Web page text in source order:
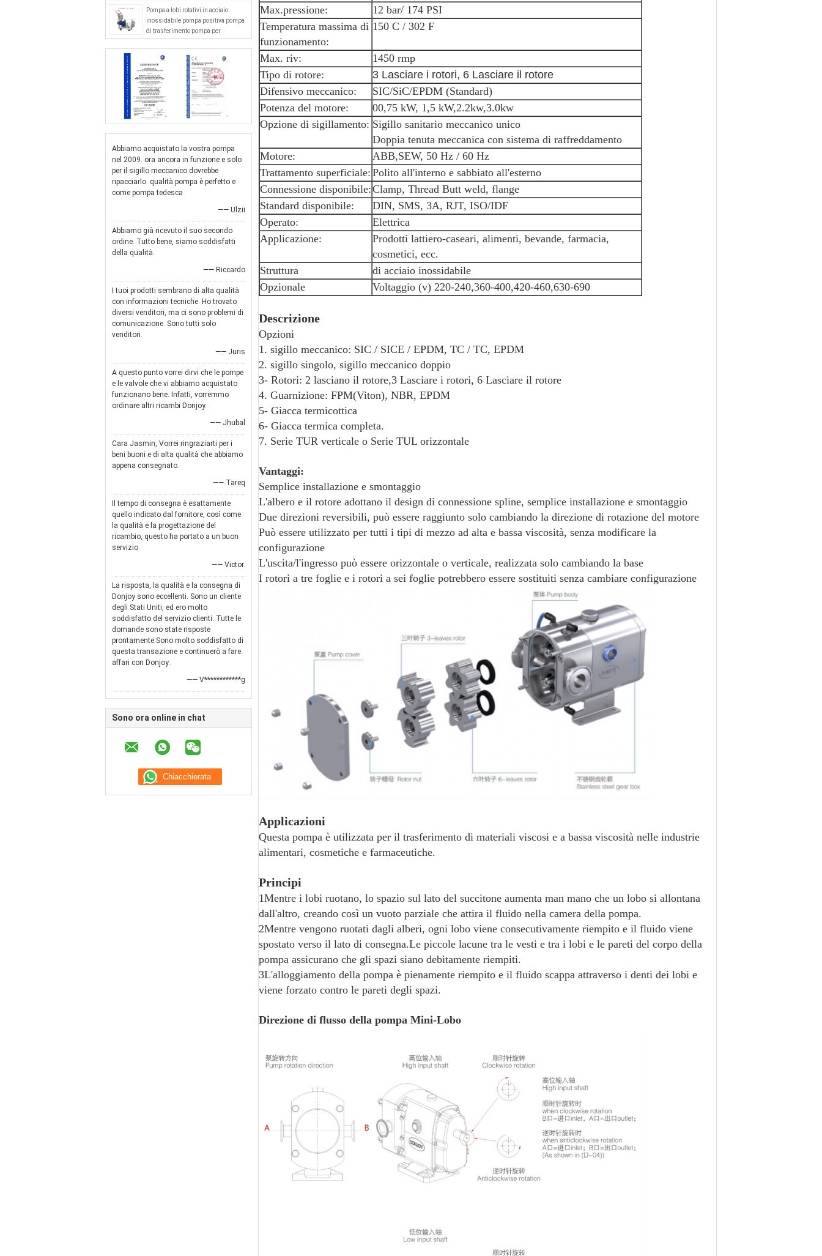
Pompa a lobi rotativi in acciaio
inossidabile pompa positiva pompa
di trasferimento pompa per
carburante
Abbiamo acquistato la vostra pompa
nel 2009. ora ancora in funzione e solo
per il sigillo meccanico dovrebbe
ripacciarlo. qualità pompa è perfetto e
come pompa tedesca
—— Ulzii
Abbiamo già ricevuto il suo secondo
ordine. Tutto bene, siamo soddisfatti
della qualità.
—— Riccardo
I tuoi prodotti sembrano di alta qualità
con informazioni tecniche. Ho trovato
diversi venditori, ma ci sono problemi di
comunicazione. Sono tutti solo
venditori.
—— Juris
A questo punto vorrei dirvi che le pompe
e le valvole che vi abbiamo acquistato
funzionano bene. Infatti, vorremmo
ordinare altri ricambi Donjoy.
—— Jhubal
Cara Jasmin, Vorrei ringraziarti per i
beni buoni e di alta qualità che abbiamo
appena consegnato.
—— Tareq
Il tempo di consegna è esattamente
quello indicato dal fornitore, così come
la qualità e la progettazione del
ricambio, questo ha portato a un buon
servizio
—— Victor.
La risposta, la qualità e la consegna di
Donjoy sono eccellenti. Sono un cliente
degli Stati Uniti, ed ero molto
soddisfatto del servizio clienti. Tutte le
domande sono state risposte
prontamente.Sono molto soddisfatto di
questa transazione e continuerò a fare
affari con Donjoy..
—— V************g
Sono ora online in chat
Max.pressione:
12 bar/ 174 PSI
Temperatura massima di
funzionamento:
150 C / 302 F
Max. riv:
1450 rmp
Tipo di rotore:
3 Lasciare i rotori, 6 Lasciare il rotore
Difensivo meccanico:
SIC/SiC/EPDM (Standard)
Potenza del motore:
00,75 kW, 1,5 kW,2.2kw,3.0kw
Opzione di sigillamento: Sigillo sanitario meccanico unico
Doppia tenuta meccanica con sistema di raffreddamento
Motore:
ABB,SEW, 50 Hz / 60 Hz
Trattamento superficiale: Polito all'interno e sabbiato all'esterno
Connessione disponibile:Clamp, Thread Butt weld, flange
Standard disponibile:
DIN, SMS, 3A, RJT, ISO/IDF
Operato:
Elettrica
Applicazione:
Prodotti lattiero-caseari, alimenti, bevande, farmacia,
cosmetici, ecc.
Struttura
di acciaio inossidabile
Opzionale
Voltaggio (v) 220-240,360-400,420-460,630-690
Descrizione
Opzioni
1. sigillo meccanico: SIC / SICE / EPDM, TC / TC, EPDM
2. sigillo singolo, sigillo meccanico doppio
3- Rotori: 2 lasciano il rotore,3 Lasciare i rotori, 6 Lasciare il rotore
4. Guarnizione: FPM(Viton), NBR, EPDM
5- Giacca termicottica
6- Giacca termica completa.
7. Serie TUR verticale o Serie TUL orizzontale
Vantaggi:
Semplice installazione e smontaggio
L'albero e il rotore adottano il design di connessione spline, semplice installazione e smontaggio
Due direzioni reversibili, può essere raggiunto solo cambiando la direzione di rotazione del motore
Può essere utilizzato per tutti i tipi di mezzo ad alta e bassa viscosità, senza modificare la
configurazione
L'uscita/l'ingresso può essere orizzontale o verticale, realizzata solo cambiando la base
I rotori a tre foglie e i rotori a sei foglie potrebbero essere sostituiti senza cambiare configurazione
Applicazioni
Questa pompa è utilizzata per il trasferimento di materiali viscosi e a bassa viscosità nelle industrie
alimentari, cosmetiche e farmaceutiche.
Principi
1Mentre i lobi ruotano, lo spazio sul lato del succitone aumenta man mano che un lobo si allontana
dall'altro, creando così un vuoto parziale che attira il fluido nella camera della pompa.
2Mentre vengono ruotati dagli alberi, ogni lobo viene consecutivamente riempito e il fluido viene
spostato verso il lato di consegna.Le piccole lacune tra le vesti e tra i lobi e le pareti del corpo della
pompa assicurano che gli spazi siano debitamente riempiti.
3L'alloggiamento della pompa è pienamente riempito e il fluido scappa attraverso i denti dei lobi e
viene forzato contro le pareti degli spazi.
Direzione di flusso della pompa Mini-Lobo